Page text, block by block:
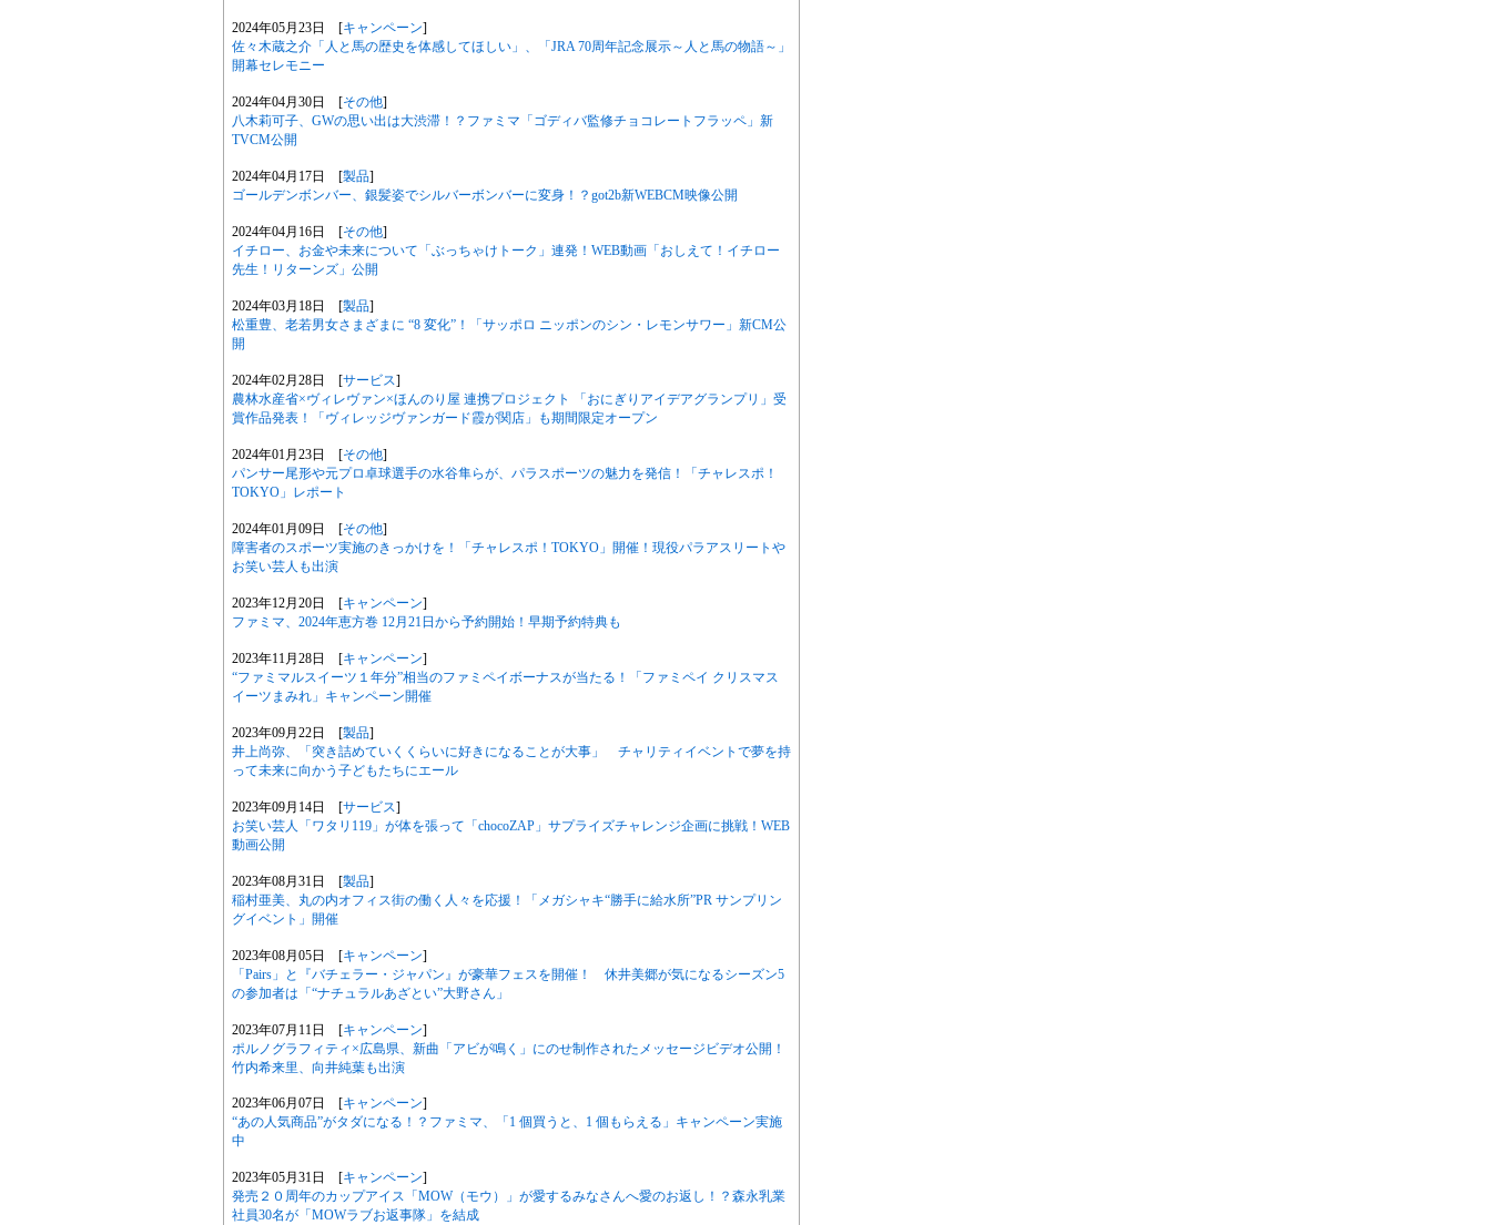
2024年05月23日 [キャンペーン]
佐々木蔵之介「人と馬の歴史を体感してほしい」、「JRA 70周年記念展示～人と馬の物語～」
開幕セレモニー
2024年04月30日 [その他]
八木莉可子、GWの思い出は大渋滞！？ファミマ「ゴディバ監修チョコレートフラッペ」新
TVCM公開
2024年04月17日 [製品]
ゴールデンボンバー、銀髪姿でシルバーボンバーに変身！？got2b新WEBCM映像公開
2024年04月16日 [その他]
イチロー、お金や未来について「ぶっちゃけトーク」連発！WEB動画「おしえて！イチロー
先生！リターンズ」公開
2024年03月18日 [製品]
松重豊、老若男女さまざまに “8 変化”！「サッポロ ニッポンのシン・レモンサワー」新CM公
開
2024年02月28日 [サービス]
農林水産省×ヴィレヴァン×ほんのり屋 連携プロジェクト 「おにぎりアイデアグランプリ」受
賞作品発表！「ヴィレッジヴァンガード霞が関店」も期間限定オープン
2024年01月23日 [その他]
パンサー尾形や元プロ卓球選手の水谷隼らが、パラスポーツの魅力を発信！「チャレスポ！
TOKYO」レポート
2024年01月09日 [その他]
障害者のスポーツ実施のきっかけを！「チャレスポ！TOKYO」開催！現役パラアスリートや
お笑い芸人も出演
2023年12月20日 [キャンペーン]
ファミマ、2024年恵方巻 12月21日から予約開始！早期予約特典も
2023年11月28日 [キャンペーン]
“ファミマルスイーツ１年分”相当のファミペイボーナスが当たる！「ファミペイ クリスマス
イーツまみれ」キャンペーン開催
2023年09月22日 [製品]
井上尚弥、「突き詰めていくくらいに好きになることが大事」 チャリティイベントで夢を持
って未来に向かう子どもたちにエール
2023年09月14日 [サービス]
お笑い芸人「ワタリ119」が体を張って「chocoZAP」サプライズチャレンジ企画に挑戦！WEB
動画公開
2023年08月31日 [製品]
稲村亜美、丸の内オフィス街の働く人々を応援！「メガシャキ“勝手に給水所”PR サンプリン
グイベント」開催
2023年08月05日 [キャンペーン]
「Pairs」と『バチェラー・ジャパン』が豪華フェスを開催！ 休井美郷が気になるシーズン5
の参加者は「“ナチュラルあざとい”大野さん」
2023年07月11日 [キャンペーン]
ポルノグラフィティ×広島県、新曲「アビが鳴く」にのせ制作されたメッセージビデオ公開！
竹内希来里、向井純葉も出演
2023年06月07日 [キャンペーン]
“あの人気商品”がタダになる！？ファミマ、「1 個買うと、1 個もらえる」キャンペーン実施
中
2023年05月31日 [キャンペーン]
発売２０周年のカップアイス「MOW（モウ）」が愛するみなさんへ愛のお返し！？森永乳業
社員30名が「MOWラブお返事隊」を結成